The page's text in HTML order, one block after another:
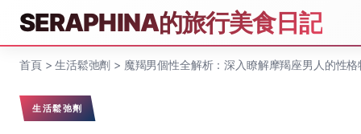
SERAPHINA的旅行美食日記
首頁>生活鬆弛劑 > 魔羯男個性全解析：深入瞭解摩羯座男人的性
生活鬆弛劑